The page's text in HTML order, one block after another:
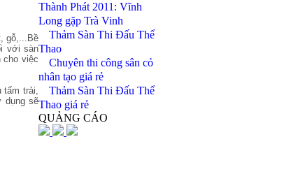
gỗ,...Bề
với sàn
cho việc
tấm trải,
dụng sẽ
Hệ thống tưới pop - up SVĐ
Mỹ Đình Hà Nội
Thành Phát 2011: Vĩnh
Long gặp Trà Vinh
Thảm Sàn Thi Đấu Thể
Thao
Chuyên thi công sân cỏ
nhân tạo giá rẻ
Thảm Sàn Thi Đấu Thể
Thao giá rẻ
QUẢNG CÁO